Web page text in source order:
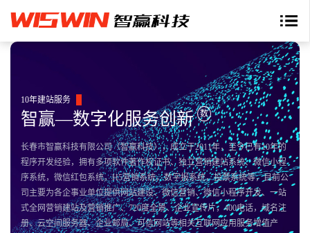
10年建站服务
智赢—数字化服务创新 数
长春市智赢科技有限公司（智赢科技），成立于2011年，至今已有10年的
程序开发经验，拥有多项软件著作权证书、独立营销建站系统、微信小程
序系统，微信红包系统，H5营销系统，数字报系统，投票系统等，目前公
司主要为各企事业单位提供网站建设、微信营销、微信小程序开发、一站
式全网营销建站及营销推广、720度全景、企业宣传片，400电话，域名注
册、云空间服务器、企业邮局、可信网站等相关互联网应用服务增值产